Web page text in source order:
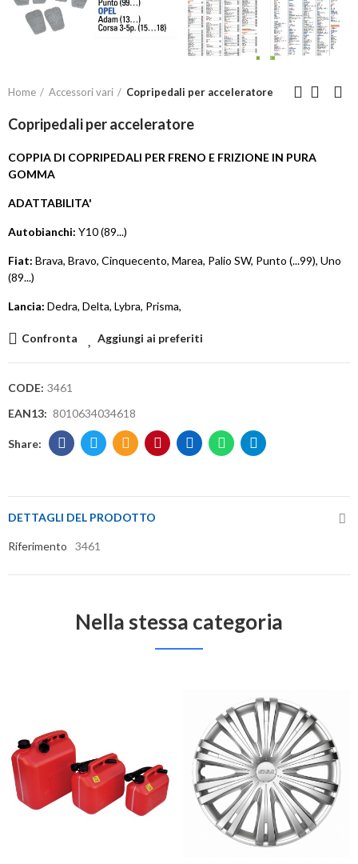
Home Accessori vari Copripedali per acceleratore
Copripedali per acceleratore
COPPIA DI COPRIPEDALI PER FRENO E FRIZIONE IN PURA
GOMMA
ADATTABILITA'
Autobianchi: Y10 (89...)
Fiat: Brava, Bravo, Cinquecento, Marea, Palio SW, Punto (...99), Uno
(89...)
Lancia: Dedra, Delta, Lybra, Prisma,
Confronta Aggiungi ai preferiti
CODE: 3461
EAN13: 8010634034618
DETTAGLI DEL PRODOTTO
Riferimento 3461
Nella stessa categoria